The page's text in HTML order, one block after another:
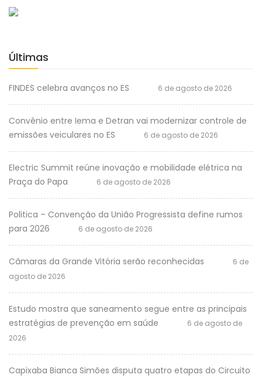
Últimas
FINDES celebra avanços no ES 6 de agosto de 2026
Convênio entre Iema e Detran vai modernizar controle de
emissões veiculares no ES
6 de agosto de 2026
Electric Summit reúne inovação e mobilidade elétrica na
Praça do Papa
6 de agosto de 2026
Politica – Convenção da União Progressista define rumos
para 2026
6 de agosto de 2026
Câmaras da Grande Vitória serão reconhecidas
6 de
agosto de 2026
Estudo mostra que saneamento segue entre as principais
estratégias de prevenção em saúde
6 de agosto de
2026
Capixaba Bianca Simões disputa quatro etapas do Circuito